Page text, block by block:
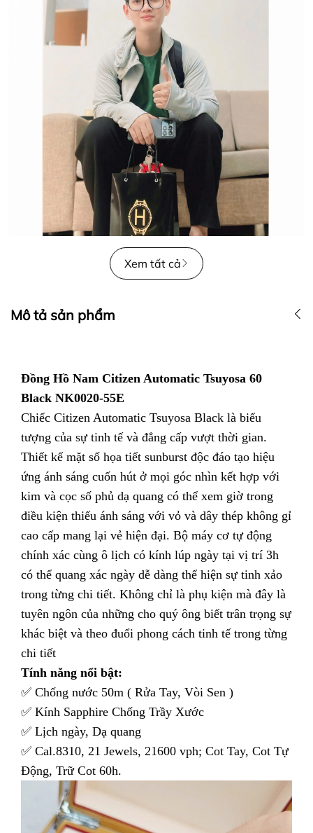
Xem tất cả
Mô tả sản phẩm
Đồng Hồ Nam Citizen Automatic Tsuyosa 60
Black NK0020-55E
Chiếc Citizen Automatic Tsuyosa Black là biểu
tượng của sự tinh tế và đẳng cấp vượt thời gian.
Thiết kế mặt số họa tiết sunburst độc đáo tạo hiệu
ứng ánh sáng cuốn hút ở mọi góc nhìn kết hợp với
kim và cọc số phủ dạ quang có thể xem giờ trong
điều kiện thiếu ánh sáng với vỏ và dây thép không gỉ
cao cấp mang lại vẻ hiện đại. Bộ máy cơ tự động
chính xác cùng ô lịch có kính lúp ngày tại vị trí 3h
có thể quang xác ngày dễ dàng thể hiện sự tinh xảo
trong từng chi tiết. Không chỉ là phụ kiện mà đây là
tuyên ngôn của những cho quý ông biết trân trọng sự
khác biệt và theo đuổi phong cách tinh tế trong từng
chi tiết
Tính năng nổi bật:
✅ Chống nước 50m ( Rửa Tay, Vòi Sen )
✅ Kính Sapphire Chống Trầy Xước
✅ Lịch ngày, Dạ quang
✅ Cal.8310, 21 Jewels, 21600 vph; Cot Tay, Cot Tự
Động, Trữ Cot 60h.